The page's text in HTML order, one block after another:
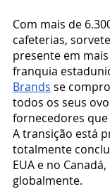
Com mais de
cafeterias,
presente em
franquia
Brands se
todos os seus
fornecedores
A transição está
totalmente
EUA e no
globalmente.